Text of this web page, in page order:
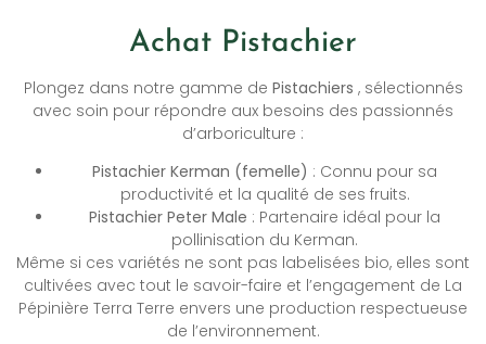
Achat Pistachier
Plongez dans notre gamme de Pistachiers , sélectionnés
avec soin pour répondre aux besoins des passionnés
d’arboriculture :
Pistachier Kerman (femelle) : Connu pour sa
productivité et la qualité de ses fruits.
Pistachier Peter Male : Partenaire idéal pour la
pollinisation du Kerman.
Même si ces variétés ne sont pas labelisées bio, elles sont
cultivées avec tout le savoir-faire et l’engagement de La
Pépinière Terra Terre envers une production respectueuse
de l’environnement.